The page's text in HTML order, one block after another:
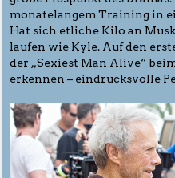
monatelangem Training in
Hat sich etliche Kilo an
laufen wie Kyle. Auf den
der „Sexiest Man Alive“
erkennen – eindrucksvolle